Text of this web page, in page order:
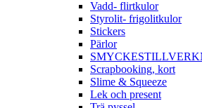
Vadd- flirtkulor
Styrolit- frigolitkulor
Stickers
Pärlor
Scrapbooking, kort
Slime & Squeeze
Lek och present